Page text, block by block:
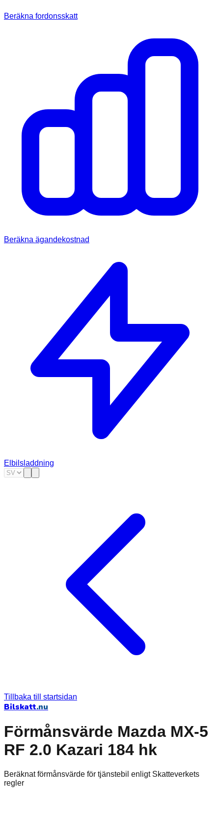
Beräkna fordonsskatt
Beräkna ägandekostnad
Elbilsladdning
Tillbaka till startsidan
Bilskatt.nu
Förmånsvärde Mazda MX-5
RF 2.0 Kazari 184 hk
Beräknat förmånsvärde för tjänstebil enligt Skatteverkets
regler